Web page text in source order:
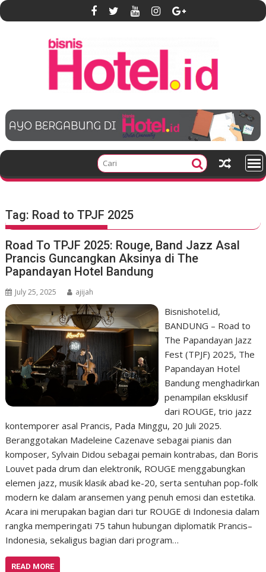
S
k
e
t
Tag: Road to TPJF 2025
Road To TPJF 2025: Rouge, Band Jazz Asal
Prancis Guncangkan Aksinya di The
Papandayan Hotel Bandung
July 25, 2025 ajijah
Bisnishotel.id,
BANDUNG – Road to
The Papandayan Jazz
Fest (TPJF) 2025, The
Papandayan Hotel
Bandung menghadirkan
penampilan eksklusif
dari ROUGE, trio jazz
kontemporer asal Prancis, Pada Minggu, 20 Juli 2025.
Beranggotakan Madeleine Cazenave sebagai pianis dan
komposer, Sylvain Didou sebagai pemain kontrabas, dan Boris
Louvet pada drum dan elektronik, ROUGE menggabungkan
elemen jazz, musik klasik abad ke-20, serta sentuhan pop-folk
modern ke dalam aransemen yang penuh emosi dan estetika.
Acara ini merupakan bagian dari tur ROUGE di Indonesia dalam
rangka memperingati 75 tahun hubungan diplomatik Prancis–
Indonesia, sekaligus bagian dari program…
READ MORE